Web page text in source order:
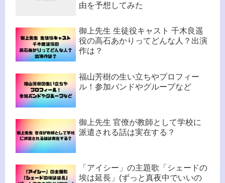
由を予想してみた
御上先生 生徒役キャスト 千木良遥
役の高石あかりってどんな人？出演
作は？
福山芳樹の生い立ちやプロフィー
ル！参加バンドやグループなど
御上先生 官僚が教師として学校に
派遣される話は実在する？
「アイシー」の主題歌「シェードの
埃は延長」(ずっと真夜中でいいの